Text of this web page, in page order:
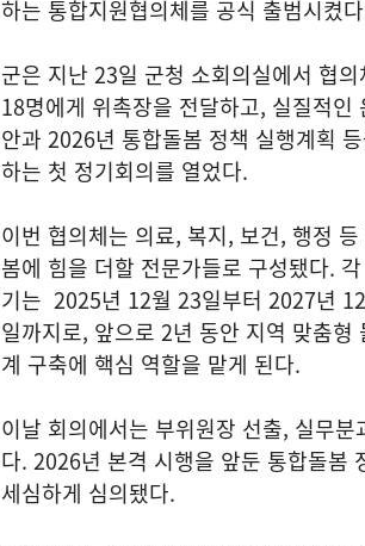
하는 통합지원협의체를 공식 출범시켰
군은 지난 23일 군청 소회의실에서 협의
18명에게 위촉장을 전달하고, 실질적인
안과 2026년 통합돌봄 정책 실행계획
하는 첫 정기회의를 열었다.
이번 협의체는 의료, 복지, 보건, 행정
봄에 힘을 더할 전문가들로 구성됐다.
기는 2025년 12월 23일부터 2027년
일까지로, 앞으로 2년 동안 지역 맞춤형
계 구축에 핵심 역할을 맡게 된다.
이날 회의에서는 부위원장 선출, 실무
다. 2026년 본격 시행을 앞둔 통합돌봄
세심하게 심의됐다.